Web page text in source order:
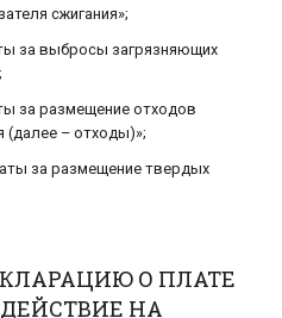
сжигания»;
за выбросы загрязняющих
за размещение отходов
(далее – отходы)»;
за размещение твердых
О ПЛАТЕ
НА